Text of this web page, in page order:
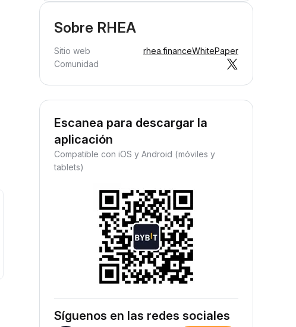
Ganá ingresos pasivos
Ganá recompensas pasivas:
depositá tus fondos y observá
Sobre RHEA
Sitio web rhea.financeWhitePaper
Comunidad
Escanea para descargar la
aplicación
Compatible con iOS y Android (móviles y
tablets)
Síguenos en las redes sociales